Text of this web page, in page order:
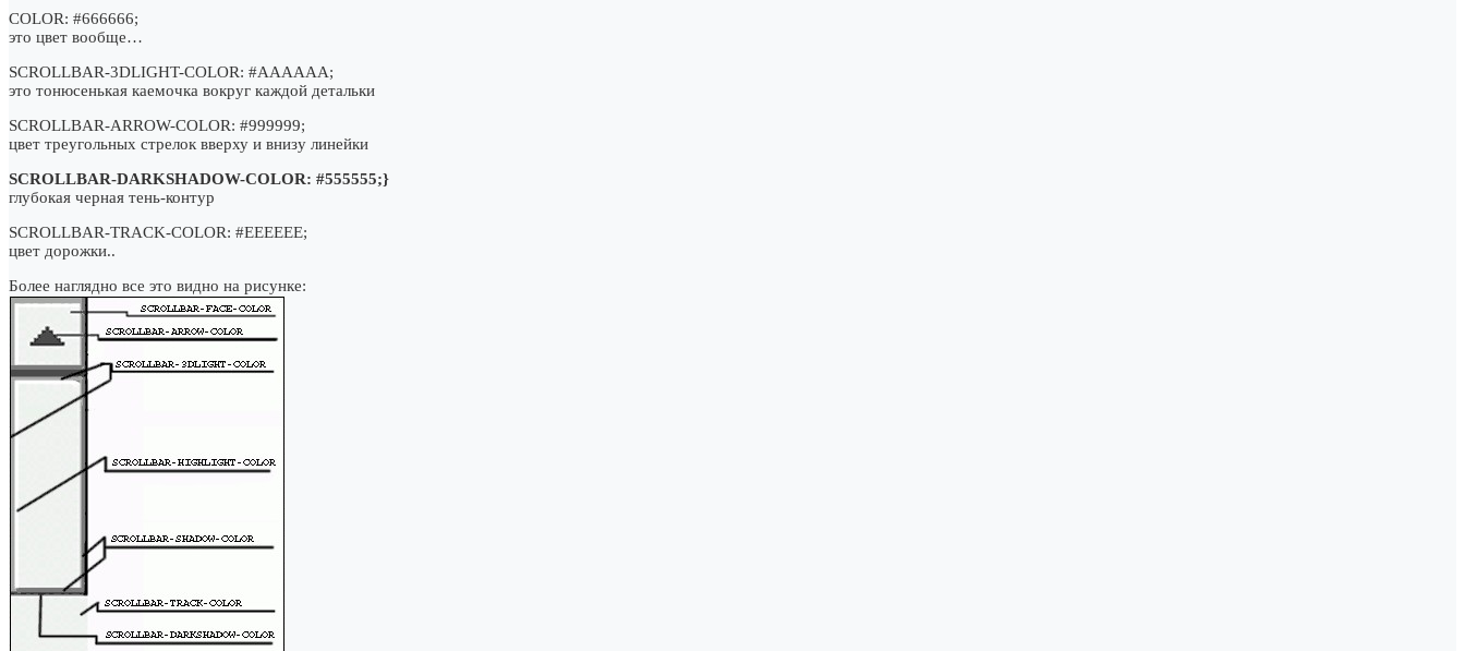
COLOR: #666666;
это цвет вообще…
SCROLLBAR-3DLIGHT-COLOR: #AAAAAA;
это тонюсенькая каемочка вокруг каждой детальки
SCROLLBAR-ARROW-COLOR: #999999;
цвет треугольных стрелок вверху и внизу линейки
SCROLLBAR-DARKSHADOW-COLOR: #555555;}
глубокая черная тень-контур
SCROLLBAR-TRACK-COLOR: #EEEEEE;
цвет дорожки..
Более наглядно все это видно на рисунке: